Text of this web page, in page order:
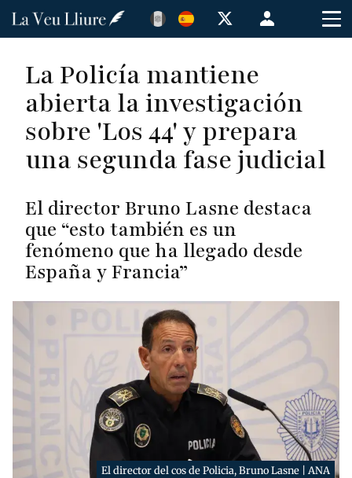
Pasar
principal
Menú
de
de
usuario
La Policía mantiene
abierta la investigación
sobre 'Los 44' y prepara
una segunda fase judicial
El director Bruno Lasne destaca
que “esto también es un
fenómeno que ha llegado desde
España y Francia”
El director del cos de Policia, Bruno Lasne | ANA